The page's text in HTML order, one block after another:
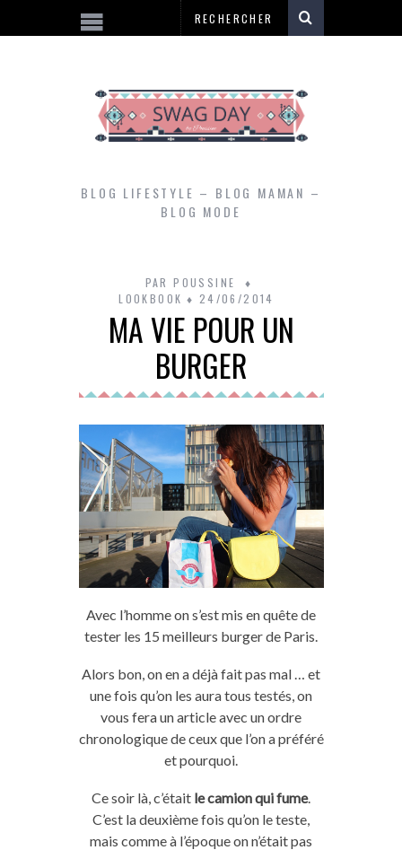
BLOG LIFESTYLE – BLOG MAMAN –
BLOG MODE
PAR POUSSINE
LOOKBOOK
24/06/2014
MA VIE POUR UN
BURGER
Avec l’homme on s’est mis en quête de
tester les 15 meilleurs burger de Paris.
Alors bon, on en a déjà fait pas mal … et
une fois qu’on les aura tous testés, on
vous fera un article avec un ordre
chronologique de ceux que l’on a préféré
et pourquoi.
Ce soir là, c’était le camion qui fume.
C’est la deuxième fois qu’on le teste,
mais comme à l’époque on n’était pas